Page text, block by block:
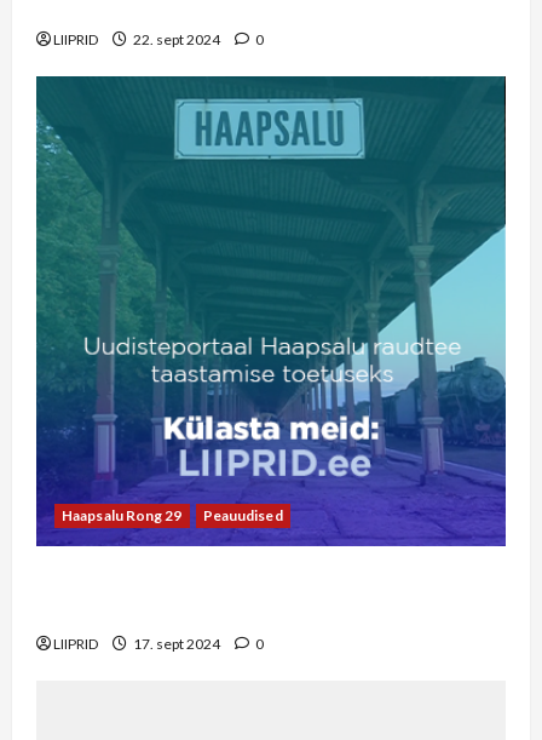
LIIPRID 22. sept 2024 0
Haapsalu Rong 29 Peauudised
LIIPRID 17. sept 2024 0